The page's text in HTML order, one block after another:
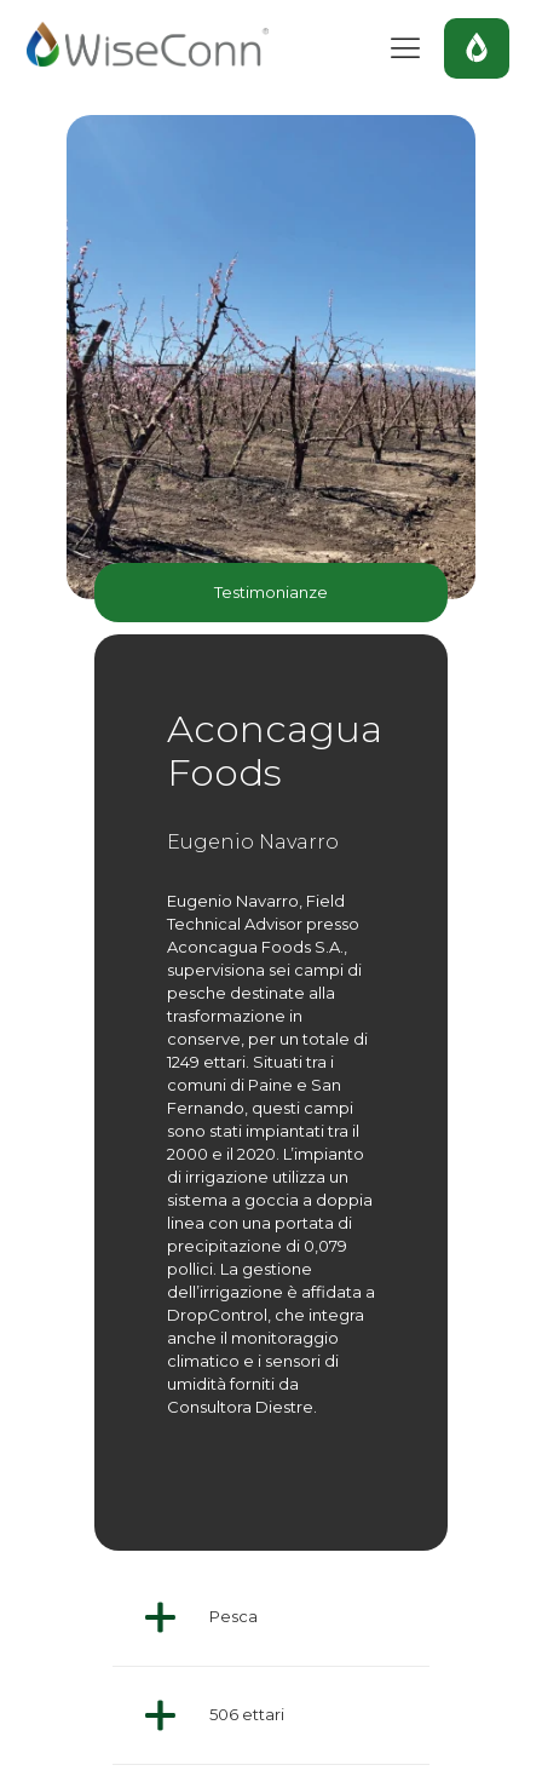
Testimonianze
Aconcagua
Foods
Eugenio Navarro
Eugenio Navarro, Field
Technical Advisor presso
Aconcagua Foods S.A.,
supervisiona sei campi di
pesche destinate alla
trasformazione in
conserve, per un totale di
1249 ettari. Situati tra i
comuni di Paine e San
Fernando, questi campi
sono stati impiantati tra il
2000 e il 2020. L’impianto
di irrigazione utilizza un
sistema a goccia a doppia
linea con una portata di
precipitazione di 0,079
pollici. La gestione
dell’irrigazione è affidata a
DropControl, che integra
anche il monitoraggio
climatico e i sensori di
umidità forniti da
Consultora Diestre.
Pesca
506 ettari